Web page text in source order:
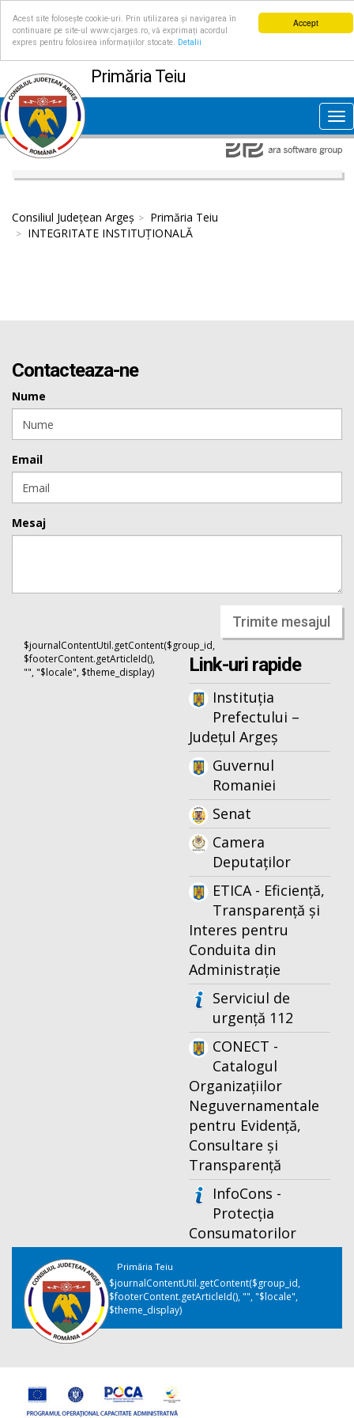
Accept
Acest site folosește cookie-uri. Prin utilizarea și navigarea în
continuare pe site-ul www.cjarges.ro, vă exprimați acordul
expres pentru folosirea informațiilor stocate.
Detalii
Primăria Teiu
Consiliul Județean Argeș
Primăria Teiu
INTEGRITATE INSTITUȚIONALĂ
Contacteaza-ne
Nume
Email
Mesaj
Trimite mesajul
$journalContentUtil.getContent($group_id,
$footerContent.getArticleId(),
"", "$locale", $theme_display)
Link-uri rapide
Instituția
Prefectului –
Județul Argeș
Guvernul
Romaniei
Senat
Camera
Deputaților
ETICA - Eficiență,
Transparență și
Interes pentru
Conduita din
Administrație
Serviciul de
urgență 112
CONECT -
Catalogul
Organizațiilor
Neguvernamentale
pentru Evidență,
Consultare și
Transparență
InfoCons -
Protecția
Consumatorilor
Primăria Teiu
$journalContentUtil.getContent($group_id,
$footerContent.getArticleId(), "", "$locale",
$theme_display)